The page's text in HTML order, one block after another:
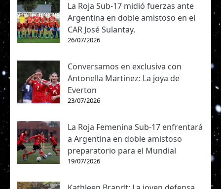
La Roja Sub-17 midió fuerzas ante
Argentina en doble amistoso en el
CAR José Sulantay.
26/07/2026
Conversamos en exclusiva con
Antonella Martínez: La joya de
Everton
23/07/2026
La Roja Femenina Sub-17 enfrentará
a Argentina en doble amistoso
preparatorio para el Mundial
19/07/2026